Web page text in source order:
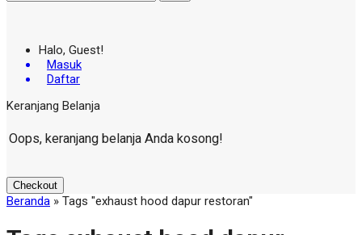
Halo, Guest!
Masuk
Daftar
Keranjang Belanja
Oops, keranjang belanja Anda kosong!
Checkout
Beranda » Tags "exhaust hood dapur restoran"